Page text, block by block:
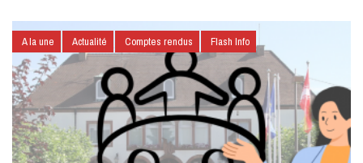
A la une Actualité Comptes rendus Flash Info